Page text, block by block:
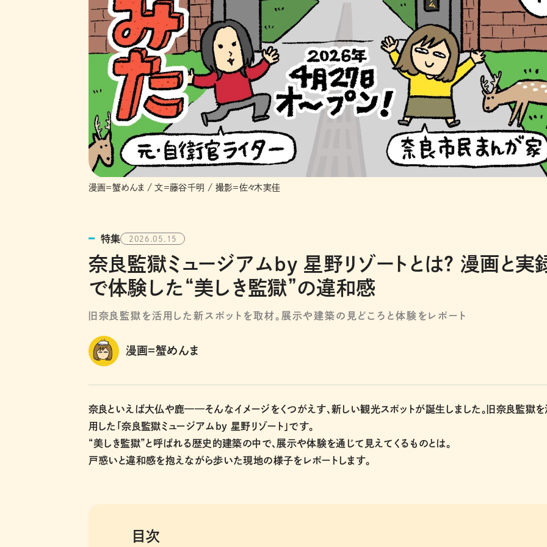
漫画＝蟹めんま / 文＝藤谷千明 / 撮影＝佐々木実佳
特集 2026.05.15
奈良監獄ミュージアムby 星野リゾートとは？ 漫画と実
で体験した“美しき監獄”の違和感
旧奈良監獄を活用した新スポットを取材。展示や建築の見どころと体験をレポート
漫画＝蟹めんま
奈良といえば大仏や鹿——そんなイメージをくつがえす、新しい観光スポットが誕生しました。旧奈良監獄を
用した「奈良監獄ミュージアムby 星野リゾート」です。
“美しき監獄”と呼ばれる歴史的建築の中で、展示や体験を通じて見えてくるものとは。
戸惑いと違和感を抱えながら歩いた現地の様子をレポートします。
目次